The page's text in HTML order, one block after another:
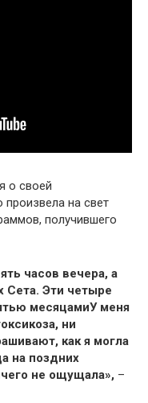
о своей
на свет
получившего
часов вечера, а
Сета. Эти четыре
месяцамиУ меня
ни
как я могла
на поздних
не ощущала», –